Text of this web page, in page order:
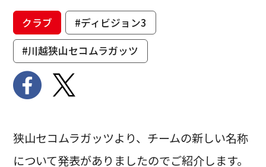
クラブ
#ディビジョン3
#川越狭山セコムラガッツ
狭山セコムラガッツより、チームの新しい名称
について発表がありましたのでご紹介します。